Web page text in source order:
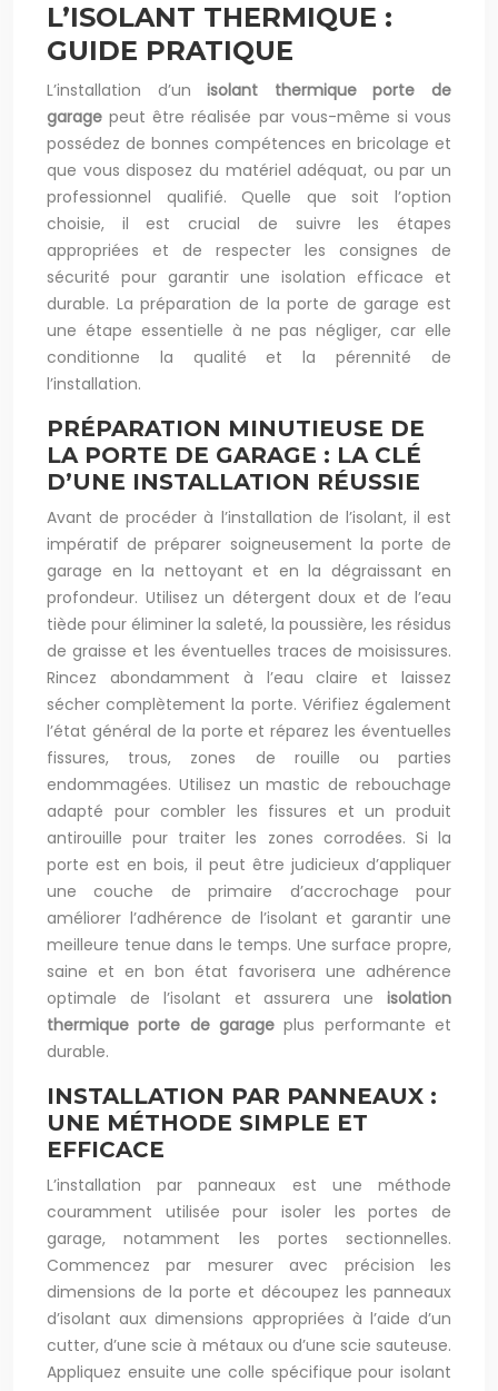
L’ISOLANT THERMIQUE :
GUIDE PRATIQUE
L’installation d’unisolant thermique porte de
garagepeut être réalisée par vous-même si vous
possédez de bonnes compétences en bricolage et
que vous disposez du matériel adéquat, ou par un
professionnel qualifié. Quelle que soit l’option
choisie, il est crucial de suivre les étapes
appropriées et de respecter les consignes de
sécurité pour garantir une isolation efficace et
durable. La préparation de la porte de garage est
une étape essentielle à ne pas négliger, car elle
conditionne la qualité et la pérennité de
l’installation.
PRÉPARATION MINUTIEUSE DE
LA PORTE DE GARAGE : LA CLÉ
D’UNE INSTALLATION RÉUSSIE
Avant de procéder à l’installation de l’isolant, il est
impératif de préparer soigneusement la porte de
garage en la nettoyant et en la dégraissant en
profondeur. Utilisez un détergent doux et de l’eau
tiède pour éliminer la saleté, la poussière, les résidus
de graisse et les éventuelles traces de moisissures.
Rincez abondamment à l’eau claire et laissez
sécher complètement la porte. Vérifiez également
l’état général de la porte et réparez les éventuelles
fissures, trous, zones de rouille ou parties
endommagées. Utilisez un mastic de rebouchage
adapté pour combler les fissures et un produit
antirouille pour traiter les zones corrodées. Si la
porte est en bois, il peut être judicieux d’appliquer
une couche de primaire d’accrochage pour
améliorer l’adhérence de l’isolant et garantir une
meilleure tenue dans le temps. Une surface propre,
saine et en bon état favorisera une adhérence
optimale de l’isolant et assurera une isolation
thermique porte de garageplus performante et
durable.
INSTALLATION PAR PANNEAUX :
UNE MÉTHODE SIMPLE ET
EFFICACE
L’installation par panneaux est une méthode
couramment utilisée pour isoler les portes de
garage, notamment les portes sectionnelles.
Commencez par mesurer avec précision les
dimensions de la porte et découpez les panneaux
d’isolant aux dimensions appropriées à l’aide d’un
cutter, d’une scie à métaux ou d’une scie sauteuse.
Appliquez ensuite une colle spécifique pour isolant